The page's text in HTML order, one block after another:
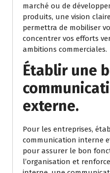
marché ou de
produits, une vision
permettra de mobiliser
concentrer vos efforts
ambitions commerciales.
Établir une
externe.
Pour les entreprises,
communication interne
pour assurer le bon
l’organisation et